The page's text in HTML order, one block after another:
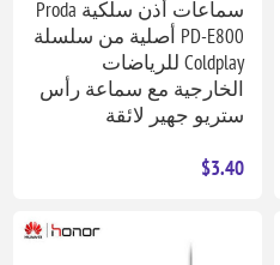
سماعات أذن سلكية Proda
PD-E800 أصلية من سلسلة
Coldplay للرياضات
الخارجية مع سماعة رأس
ستريو جهير لائقة
$3.40